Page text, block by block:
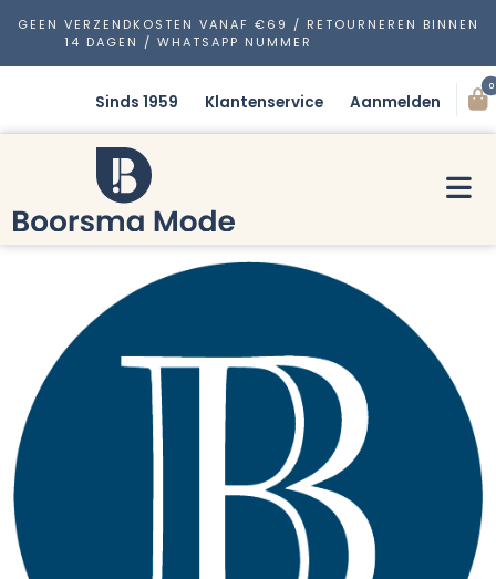
GEEN VERZENDKOSTEN VANAF €69 / RETOURNEREN BINNEN
14 DAGEN / WHATSAPP NUMMER
Sinds 1959 Klantenservice Aanmelden
0